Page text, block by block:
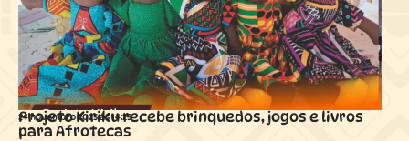
24 novembro 2025 ás14:29
Projeto Kiriku recebe brinquedos, jogos e livros
para Afrotecas